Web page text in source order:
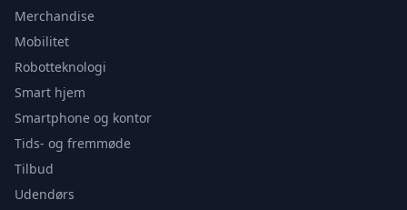
Merchandise
Mobilitet
Robotteknologi
Smart hjem
Smartphone og kontor
Tids- og fremmøde
Tilbud
Udendørs